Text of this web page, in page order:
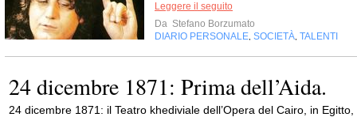
Leggere il seguito
Da Stefano Borzumato
DIARIO PERSONALE SOCIETÀ TALENTI
24 dicembre 1871: Prima dell’Aida.
24 dicembre 1871: il Teatro khediviale dell’Opera del Cairo, in Egitto,